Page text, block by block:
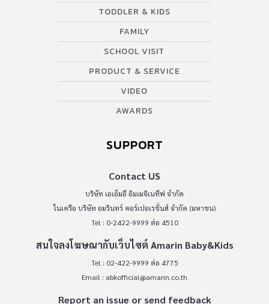
TODDLER & KIDS
FAMILY
SCHOOL VISIT
PRODUCT & SERVICE
VIDEO
AWARDS
SUPPORT
Contact US
บริษัท เอเอ็มอี อิมเมจิเนทีฟ จำกัด
ในเครือ บริษัท อมรินทร์ คอร์เปอเรชั่นส์ จำกัด (มหาชน)
Tel : 0-2422-9999 ต่อ 4510
สนใจลงโฆษณากับเว็บไซต์ Amarin Baby&Kids
Tel : 02-422-9999 ต่อ 4775
Email : abkofficial@amarin.co.th
Report an issue or send feedback